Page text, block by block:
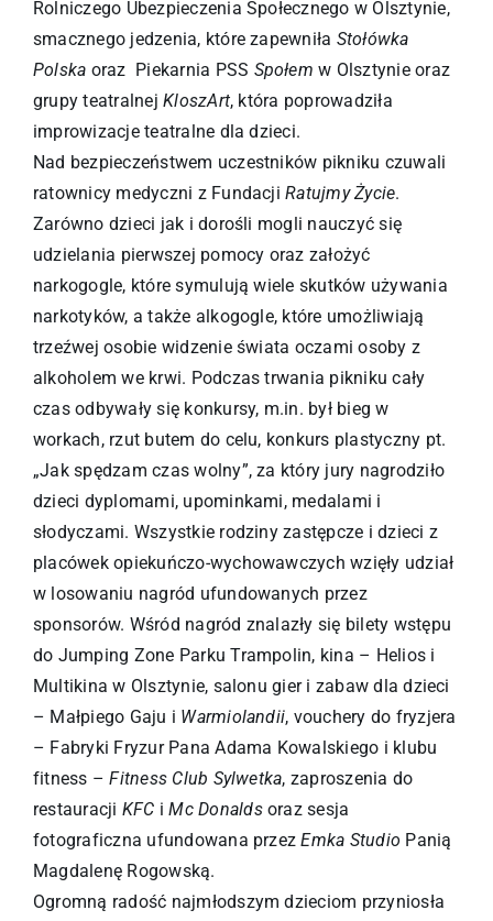
Rolniczego Ubezpieczenia Społecznego w Olsztynie,
smacznego jedzenia, które zapewniła Stołówka
Polska oraz Piekarnia PSS Społem w Olsztynie oraz
grupy teatralnejKloszArt, która poprowadziła
improwizacje teatralne dla dzieci.
Nad bezpieczeństwem uczestników pikniku czuwali
ratownicy medyczni z Fundacji Ratujmy Życie.
Zarówno dzieci jak i dorośli mogli nauczyć się
udzielania pierwszej pomocy oraz założyć
narkogogle, które symulują wiele skutków używania
narkotyków, a także alkogogle, które umożliwiają
trzeźwej osobie widzenie świata oczami osoby z
alkoholem we krwi. Podczas trwania pikniku cały
czas odbywały się konkursy, m.in. był bieg w
workach, rzut butem do celu, konkurs plastyczny pt.
„Jak spędzam czas wolny”, za który jury nagrodziło
dzieci dyplomami, upominkami, medalami i
słodyczami. Wszystkie rodziny zastępcze i dzieci z
placówek opiekuńczo-wychowawczych wzięły udział
w losowaniu nagród ufundowanych przez
sponsorów. Wśród nagród znalazły się bilety wstępu
do Jumping Zone Parku Trampolin, kina – Helios i
Multikina w Olsztynie, salonu gier i zabaw dla dzieci
– Małpiego Gaju i Warmiolandii, vouchery do fryzjera
– Fabryki Fryzur Pana Adama Kowalskiego i klubu
fitness –Fitness Club Sylwetka, zaproszenia do
restauracji KFC iMc Donaldsoraz sesja
fotograficzna ufundowana przezEmka Studio Panią
Magdalenę Rogowską.
Ogromną radość najmłodszym dzieciom przyniosła